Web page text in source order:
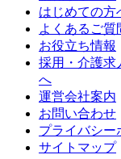
はじめての方
よくあるご質
お役立ち情報
採用・介護求
へ
運営会社案内
お問い合わせ
プライバシー
サイトマップ